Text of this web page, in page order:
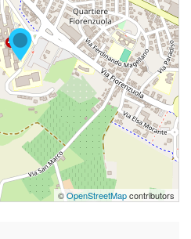
©OpenStreetMapcontributors